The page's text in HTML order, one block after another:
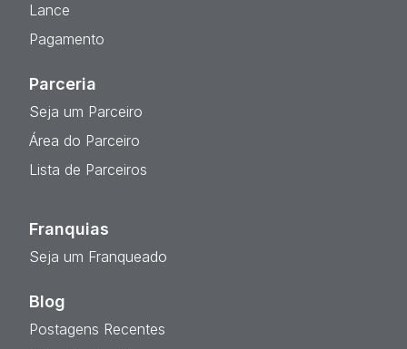
Lance
Pagamento
Parceria
Seja um Parceiro
Área do Parceiro
Lista de Parceiros
Franquias
Seja um Franqueado
Blog
Postagens Recentes